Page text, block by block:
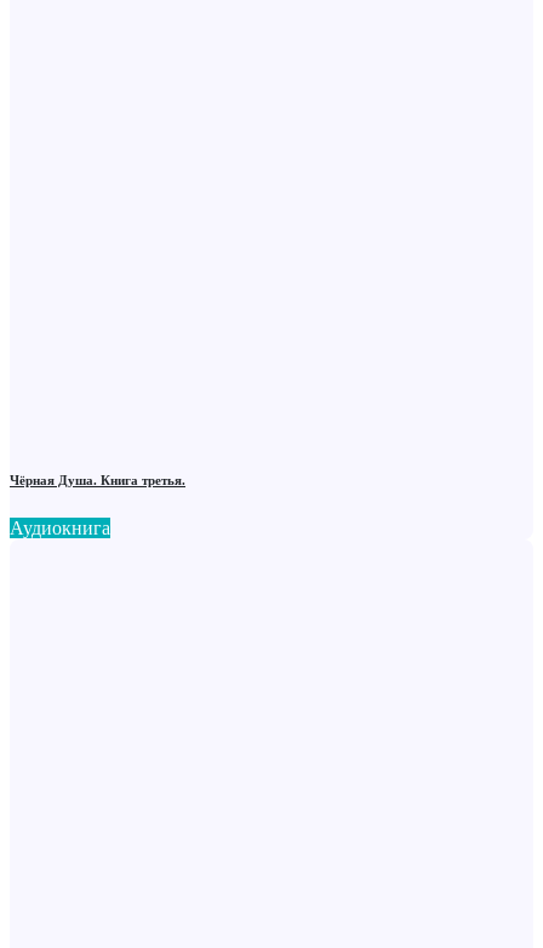
Чёрная Душа. Книга третья.
Аудиокнига